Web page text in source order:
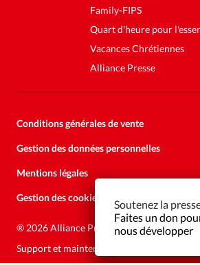
Family-FIPS
Quart d'heure pour
Vacances Chrétiennes
Alliance Presse
Conditions générales de vente
Gestion des données personnelles
Mentions légales
Gestion des cookies
® 2026 Alliance Presse
Support et maintenance:
Soutenez la
Faites un don
nous développer